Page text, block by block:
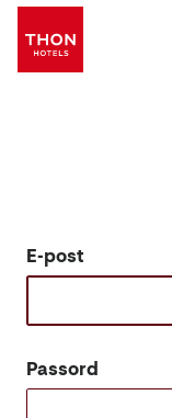
E-post
Passord